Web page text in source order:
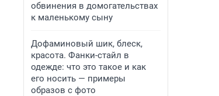
обвинения в домогательствах
к маленькому сыну
Дофаминовый шик, блеск,
красота. Фанки-стайл в
одежде: что это такое и как
его носить — примеры
образов с фото